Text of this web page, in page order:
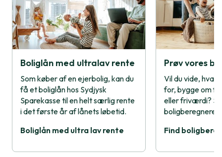
Boliglån med ultralav rente
Som køber af en ejerbolig, kan du
få et boliglån hos Sydjysk
Sparekasse til en helt særlig rente
i det første år af lånets løbetid.
Boliglån med ultra lav rente
Prøv vores
Vil du vide, hvad
for, bygge om
eller friværdi?
boligberegnere
Find